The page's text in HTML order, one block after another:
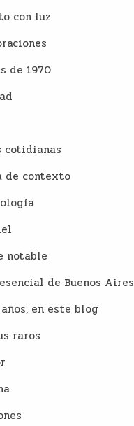
con luz
de 1970
cotidianas
de contexto
notable
de Buenos Aires
años, en este blog
raros